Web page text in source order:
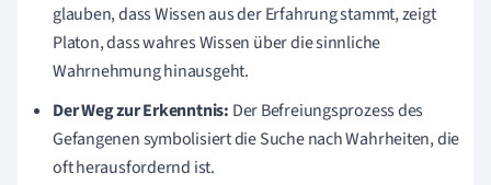
glauben, dass Wissen aus der Erfahrung stammt, zeigt
Platon, dass wahres Wissen über die sinnliche
Wahrnehmung hinausgeht.
Der Weg zur Erkenntnis: Der Befreiungsprozess des
Gefangenen symbolisiert die Suche nach Wahrheiten, die
oft herausfordernd ist.